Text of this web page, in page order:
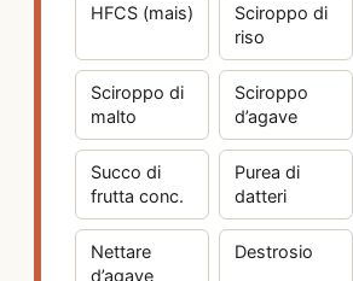
HFCS (mais)
Sciroppo di
riso
Sciroppo di
malto
Sciroppo
d’agave
Succo di
frutta conc.
Purea di
datteri
Nettare
d’agave
Destrosio